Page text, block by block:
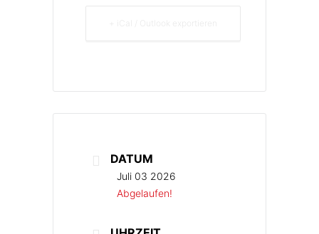
DATUM
Juli 03 2026
Abgelaufen!